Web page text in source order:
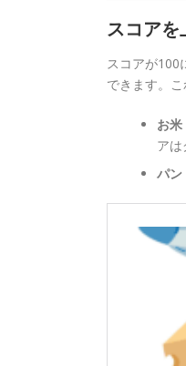
スコアを
スコアが100
できます。こ
お
アは
パン